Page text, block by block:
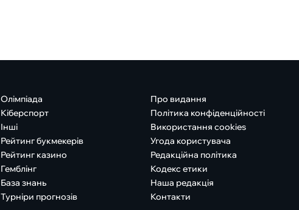
Олімпіада
Кіберспорт
Інші
Рейтинг букмекерів
Рейтинг казино
Гемблінг
База знань
Турніри прогнозів
Про видання
Політика конфіденційності
Використання cookies
Угода користувача
Редакційна політика
Кодекс етики
Наша редакція
Контакти